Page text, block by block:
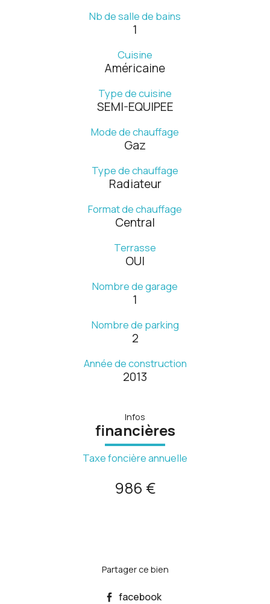
Nb de salle de bains
1
Cuisine
Américaine
Type de cuisine
SEMI-EQUIPEE
Mode de chauffage
Gaz
Type de chauffage
Radiateur
Format de chauffage
Central
Terrasse
OUI
Nombre de garage
1
Nombre de parking
2
Année de construction
2013
Infos
financières
Taxe foncière annuelle
986 €
Partager ce bien
facebook